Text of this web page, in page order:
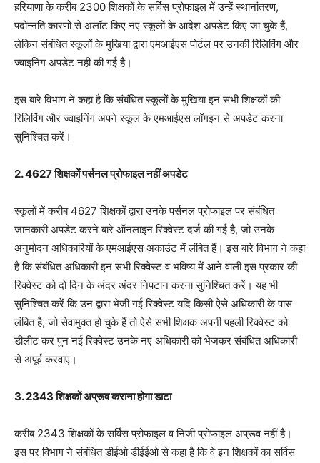
हरियाणा के करीब 2300 शिक्षकों के सर्विस प्रोफाइल में उन्हें स्थानांतरण,
पदोन्नति कारणों से अलॉट किए नए स्कूलों के आदेश अपडेट किए जा चुके हैं,
लेकिन संबंधित स्कूलों के मुखिया द्वारा एमआईएस पोर्टल पर उनकी रिलिविंग और
ज्वाइनिंग अपडेट नहीं की गई है।
इस बारे विभाग ने कहा है कि संबंधित स्कूलों के मुखिया इन सभी शिक्षकों की
रिलिविंग और ज्वाइनिंग अपने स्कूल के एमआईएस लॉगइन से अपडेट करना
सुनिश्चित करें।
2. 4627 शिक्षकों पर्सनल प्रोफाइल नहीं अपडेट
स्कूलों में करीब 4627 शिक्षकों द्वारा उनके पर्सनल प्रोफाइल पर संबंधित
जानकारी अपडेट करने बारे ऑनलाइन रिक्वेस्ट दर्ज की गई है, जो उनके
अनुमोदन अधिकारियों के एमआईएस अकाउंट में लंबित हैं। इस बारे विभाग ने कहा
है कि संबंधित अधिकारी इन सभी रिक्वेस्ट व भविष्य में आने वाली इस प्रकार की
रिक्वेस्ट को दो दिन के अंदर अंदर निपटान करना सुनिश्चित करें। यह भी
सुनिश्चित करें कि उन द्वारा भेजी गई रिक्वेस्ट यदि किसी ऐसे अधिकारी के पास
लंबित है, जो सेवामुक्त हो चुके हैं तो ऐसे सभी शिक्षक अपनी पहली रिक्वेस्ट को
डीलीट कर पुन नई रिक्वेस्ट उनके नए अधिकारी को भेजकर संबंधित अधिकारी
से अपूर्व करवाएं।
3. 2343 शिक्षकों अप्रूव कराना होगा डाटा
करीब 2343 शिक्षकों के सर्विस प्रोफाइल व निजी प्रोफाइल अप्रूव नहीं है।
इस पर विभाग ने संबंधित डीईओ डीईईओ से कहा है कि वे इन शिक्षकों का सर्विस